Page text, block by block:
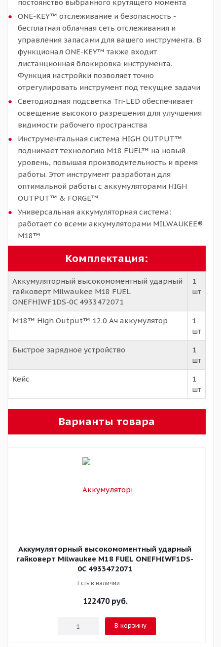
постоянство выбранного крутящего момента
ONE-KEY™ отслеживание и безопасность -
бесплатная облачная сеть отслеживания и
управления запасами для вашего инструмента. В
функционал ONE-KEY™ также входит
дистанционная блокировка инструмента.
Функция настройки позволяет точно
отрегулировать инструмент под текущие задачи
Светодиодная подсветка Tri-LED обеспечивает
освещение высокого разрешения для улучшения
видимости рабочего пространства
Инструментальная система HIGH OUTPUT™
поднимает технологию M18 FUEL™ на новый
уровень, повышая производительность и время
работы. Этот инструмент разработан для
оптимальной работы с аккумуляторами HIGH
OUTPUT™ & FORGE™
Универсальная аккумуляторная система:
работает со всеми аккумуляторами MILWAUKEE®
M18™
Комплектация:
Аккумуляторный высокомоментный ударный
гайковерт Milwaukee M18 FUEL
ONEFHIWF1DS-0C 4933472071
1
шт
M18™ High Output™ 12.0 Aч аккумулятор
1
шт
Быстрое зарядное устройство
1
шт
Кейс
1
шт
Варианты товара
Аккумуляторный высокомоментный ударный
гайковерт Milwaukee M18 FUEL ONEFHIWF1DS-
0C 4933472071
Есть в наличии
122470руб.
В корзину